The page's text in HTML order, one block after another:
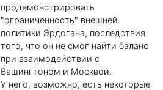
продемонстрировать
"ограниченность" внешней
политики Эрдогана, последствия
того, что он не смог найти баланс
при взаимодействии с
Вашингтоном и Москвой.
У него, возможно, есть некоторые